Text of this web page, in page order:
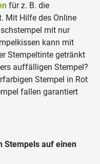
für z. B. die
Mit Hilfe des Online
mit nur
kann mit
Stempeltinte getränkt
auffälligen Stempel?
Stempel in Rot
fallen garantiert
Stempels auf einen